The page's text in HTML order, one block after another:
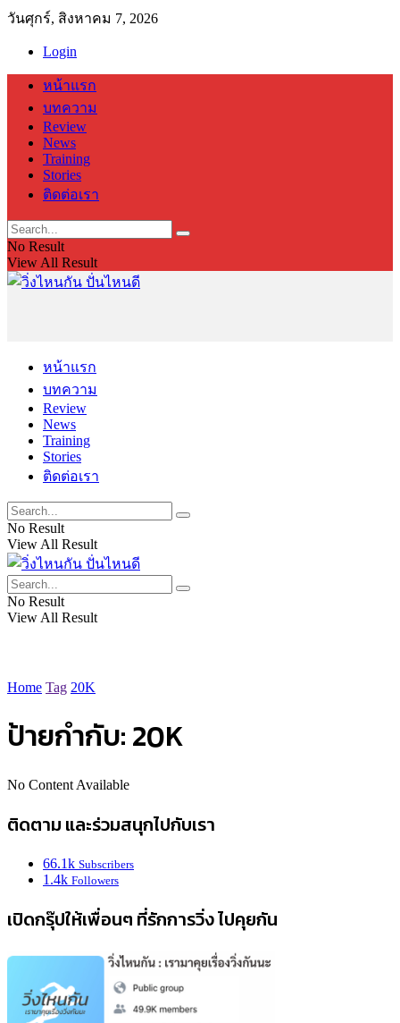
วันศุกร์, สิงหาคม 7, 2026
Login
หน้าแรก
บทความ
Review
News
Training
Stories
ติดต่อเรา
No Result
View All Result
หน้าแรก
บทความ
Review
News
Training
Stories
ติดต่อเรา
No Result
View All Result
No Result
View All Result
Home Tag 20K
ป้ายกำกับ:20K
No Content Available
ติดตาม และร่วมสนุกไปกับเรา
66.1k Subscribers
1.4k Followers
เปิดกรุ๊ปให้เพื่อนๆ ที่รักการวิ่ง ไปคุยกัน